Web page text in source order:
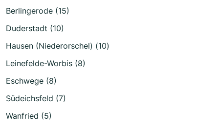
Berlingerode (15)
Duderstadt (10)
Hausen (Niederorschel) (10)
Leinefelde-Worbis (8)
Eschwege (8)
Südeichsfeld (7)
Wanfried (5)